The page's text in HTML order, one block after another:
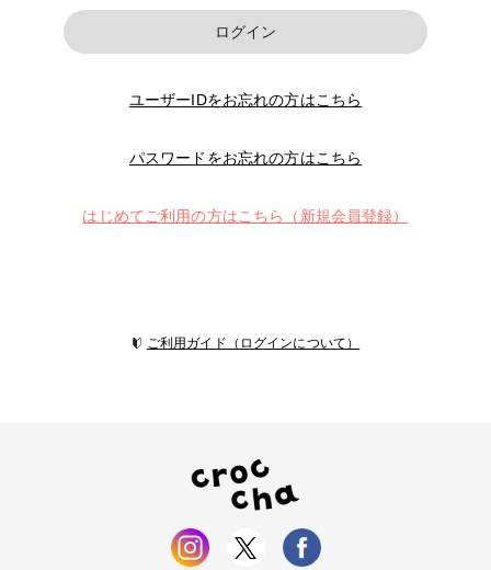
ログイン
ユーザーIDをお忘れの方はこちら
パスワードをお忘れの方はこちら
はじめてご利用の方はこちら（新規会員登録）
ご利用ガイド（ログインについて）